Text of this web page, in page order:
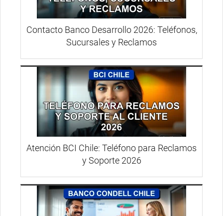
Contacto Banco Desarrollo 2026: Teléfonos,
Sucursales y Reclamos
Atención BCI Chile: Teléfono para Reclamos
y Soporte 2026